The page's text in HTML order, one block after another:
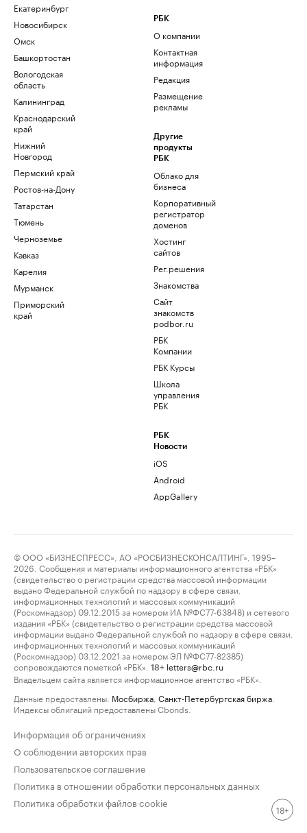
Екатеринбург
Новосибирск
Омск
Башкортостан
Вологодская
область
Калининград
Краснодарский
край
Нижний
Новгород
Пермский край
Ростов-на-Дону
Татарстан
Тюмень
Черноземье
Кавказ
Карелия
Мурманск
Приморский
край
РБК
О компании
Контактная
информация
Редакция
Размещение
рекламы
Другие
продукты
РБК
Облако для
бизнеса
Корпоративный
регистратор
доменов
Хостинг
сайтов
Рег.решения
Знакомства
Сайт
знакомств
podbor.ru
РБК
Компании
РБК Курсы
Школа
управления
РБК
РБК
Новости
iOS
Android
AppGallery
© ООО «БИЗНЕСПРЕСС», АО «РОСБИЗНЕСКОНСАЛТИНГ», 1995–
2026. Сообщения и материалы информационного агентства «РБК»
(свидетельство о регистрации средства массовой информации
выдано Федеральной службой по надзору в сфере связи,
информационных технологий и массовых коммуникаций
(Роскомнадзор) 09.12.2015 за номером ИА №ФС77-63848) и сетевого
издания «РБК» (свидетельство о регистрации средства массовой
информации выдано Федеральной службой по надзору в сфере связи,
информационных технологий и массовых коммуникаций
(Роскомнадзор) 03.12.2021 за номером ЭЛ №ФС77-82385)
сопровождаются пометкой «РБК».
18+ letters@rbc.ru
Владельцем сайта является информационное агентство «РБК».
Данные предоставлены: Мосбиржа Санкт-Петербургская биржа
Индексы облигаций предоставлены Cbonds.
Информация об ограничениях
О соблюдении авторских прав
Пользовательское соглашение
Политика в отношении обработки персональных данных
Политика обработки файлов cookie
18+